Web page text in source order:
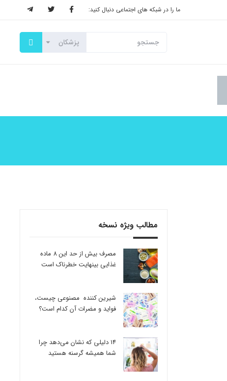
ما را در شبکه های اجتماعی دنبال کنید:
مطالب ویژه نسخه
مصرف بیش از حد این 8 ماده
غذایی بینهایت خطرناک است
شیرین کننده مصنوعی چیست،
فواید و مضرات آن کدام است؟
14 دلیلی که نشان می‌دهد چرا
شما همیشه گرسنه هستید